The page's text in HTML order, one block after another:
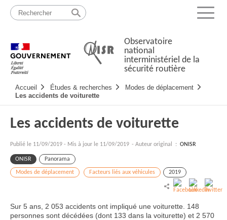
Passer
contenu
Menu
Observatoire
national
interministériel de la
sécurité routière
principale
Accueil Études & recherches
Modes de déplacement
Les accidents de voiturette
Les accidents de voiturette
Publié le 11/09/2019 - Mis à jour le 11/09/2019 - Auteur original : ONISR
ONISR Panorama
Modes de déplacement Facteurs liés aux véhicules 2019
Sur 5 ans, 2 053 accidents ont impliqué une voiturette. 148
personnes sont décédées (dont 133 dans la voiturette) et 2 570